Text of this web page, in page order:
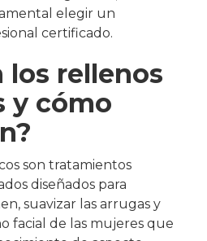
elegir un
certificado.
los rellenos
y cómo
son tratamientos
diseñados para
suavizar las arrugas y
facial de las mujeres que